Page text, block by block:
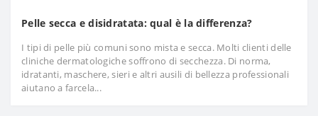
Pelle secca e disidratata: qual è la differenza?
I tipi di pelle più comuni sono mista e secca. Molti clienti delle
cliniche dermatologiche soffrono di secchezza. Di norma,
idratanti, maschere, sieri e altri ausili di bellezza professionali
aiutano a farcela...